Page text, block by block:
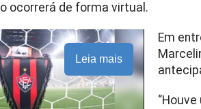
ocorrerá de forma virtual.
Leia mais
Em